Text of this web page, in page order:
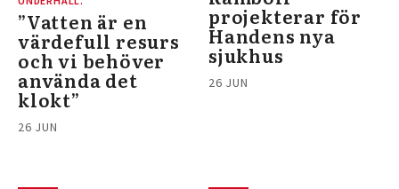
”Vatten är en
värdefull resurs
och vi behöver
använda det
klokt”
26 JUN
projekterar för
Handens nya
sjukhus
26 JUN